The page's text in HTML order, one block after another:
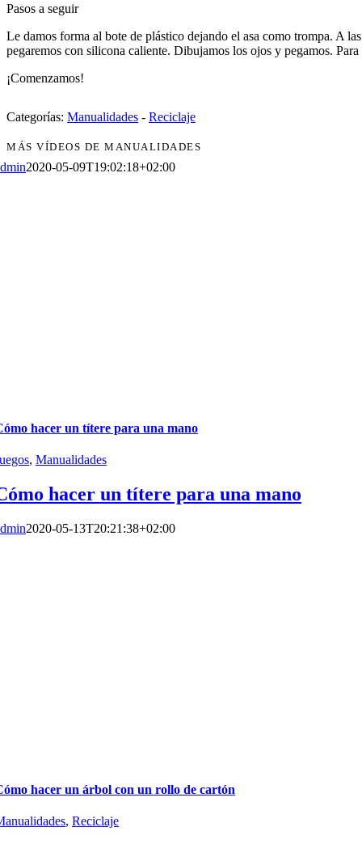
Pasos a seguir
Le damos forma al bote de plástico dejando el asa como trompa. A
pegaremos con silicona caliente. Dibujamos los ojos y pegamos.
¡Comenzamos!
Categorías: Manualidades - Reciclaje
MÁS VÍDEOS DE MANUALIDADES
2020-05-09T19:02:18+02:00
hacer un títere para una mano
, Manualidades
hacer un títere para una mano
2020-05-13T20:21:38+02:00
hacer un árbol con un rollo de cartón
, Reciclaje